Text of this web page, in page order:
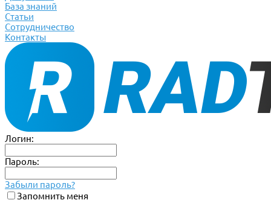
База знаний
Статьи
Сотрудничество
Контакты
Логин:
Пароль:
Забыли пароль?
Запомнить меня